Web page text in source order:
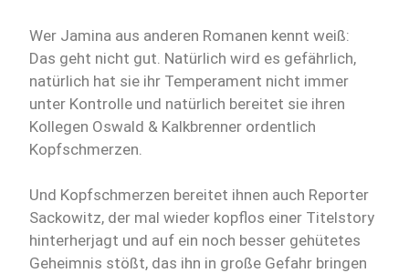
Wer Jamina aus anderen Romanen kennt weiß:
Das geht nicht gut. Natürlich wird es gefährlich,
natürlich hat sie ihr Temperament nicht immer
unter Kontrolle und natürlich bereitet sie ihren
Kollegen Oswald & Kalkbrenner ordentlich
Kopfschmerzen.
Und Kopfschmerzen bereitet ihnen auch Reporter
Sackowitz, der mal wieder kopflos einer Titelstory
hinterherjagt und auf ein noch besser gehütetes
Geheimnis stößt, das ihn in große Gefahr bringen